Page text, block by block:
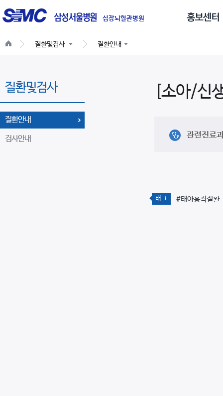
심장뇌혈관병원
글
로
네
이
션
질환및검사 질환안내
질환및검사
질환안내
검사안내
[소아/신
관련진료
태그 #태아흉곽질환